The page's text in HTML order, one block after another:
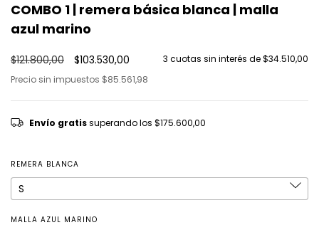
COMBO 1 | remera básica blanca | malla
azul marino
$121.800,00 $103.530,00 3 cuotas sin interés de$34.510,00
Precio sin impuestos $85.561,98
Envío gratis superando los $175.600,00
REMERA BLANCA
MALLA AZUL MARINO